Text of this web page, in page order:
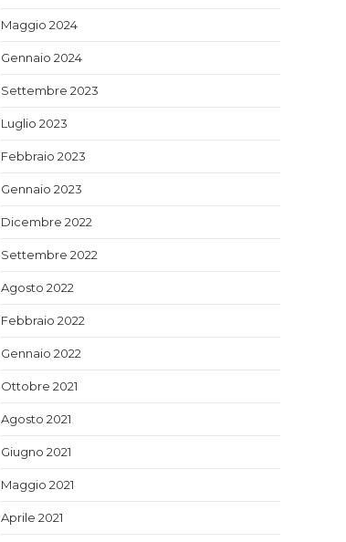
Maggio 2024
Gennaio 2024
Settembre 2023
Luglio 2023
Febbraio 2023
Gennaio 2023
Dicembre 2022
Settembre 2022
Agosto 2022
Febbraio 2022
Gennaio 2022
Ottobre 2021
Agosto 2021
Giugno 2021
Maggio 2021
Aprile 2021